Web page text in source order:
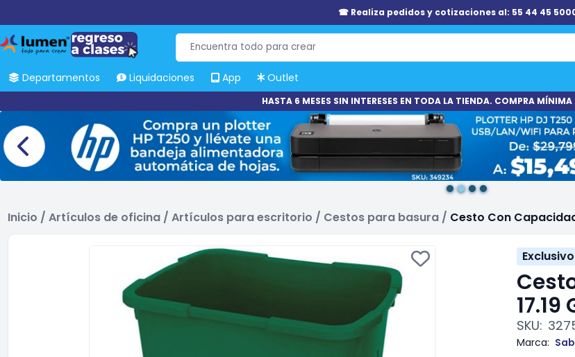
☎ Realiza pedidos y cotizaciones al: 55 44 45
Departamentos Liquidaciones App Outlet
HASTA 6 MESES SIN INTERESES EN TODA LA TIENDA. COMPRA
Inicio / Artículos de oficina / Artículos para escritorio / Cestos para basura / Cesto Con
SKU:
Marca: